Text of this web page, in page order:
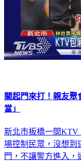
關起門來打！親友
當」
新北市板橋一間KTV
場控制民眾，沒想到
門，不讓警方進入，